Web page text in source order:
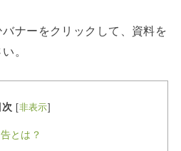
ナーをクリックして、資料を
。
次 非表示
とは？